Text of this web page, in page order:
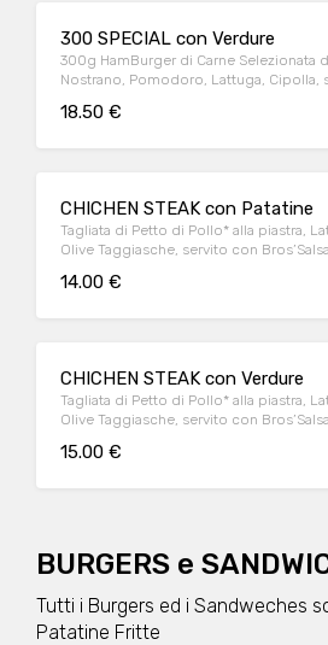
300 SPECIAL con Verdure
300g HamBurger di Carne Selezionata
Nostrano, Pomodoro, Lattuga, Cipolla,
18.50 €
CHICHEN STEAK con Patatine
Tagliata di Petto di Pollo* alla piastra,
Olive Taggiasche, servito con
14.00 €
CHICHEN STEAK con Verdure
Tagliata di Petto di Pollo* alla piastra,
Olive Taggiasche, servito con
15.00 €
BURGERS e
Tutti i Burgers ed i Sandweches
Patatine Fritte